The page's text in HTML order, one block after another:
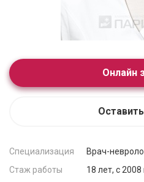
Онлайн
Специализация
Врач-
Стаж работы
18 лет, c 2008